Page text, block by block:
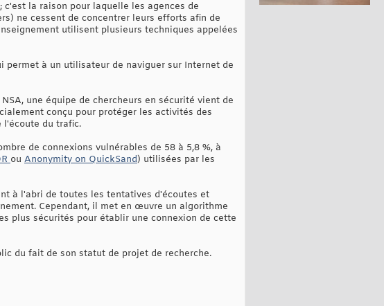
la raison pour laquelle les agences de
ne cessent de concentrer leurs efforts afin de
utilisent plusieurs techniques appelées
permet à un utilisateur de naviguer sur Internet de
une équipe de chercheurs en sécurité vient de
conçu pour protéger les activités des
du trafic.
de connexions vulnérables de 58 à 5,8 %, à
ou Anonymity on QuickSand) utilisées par les
à l'abri de toutes les tentatives d'écoutes et
Cependant, il met en œuvre un algorithme
plus sécurités pour établir une connexion de cette
du fait de son statut de projet de recherche.